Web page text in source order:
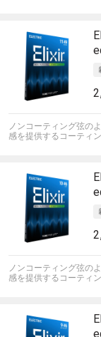
ノンコーティング弦の
感を提供するコーティ
ノンコーティング弦の
感を提供するコーティ